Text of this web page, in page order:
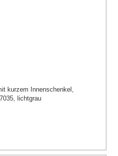
kurzem Innenschenkel,
lichtgrau